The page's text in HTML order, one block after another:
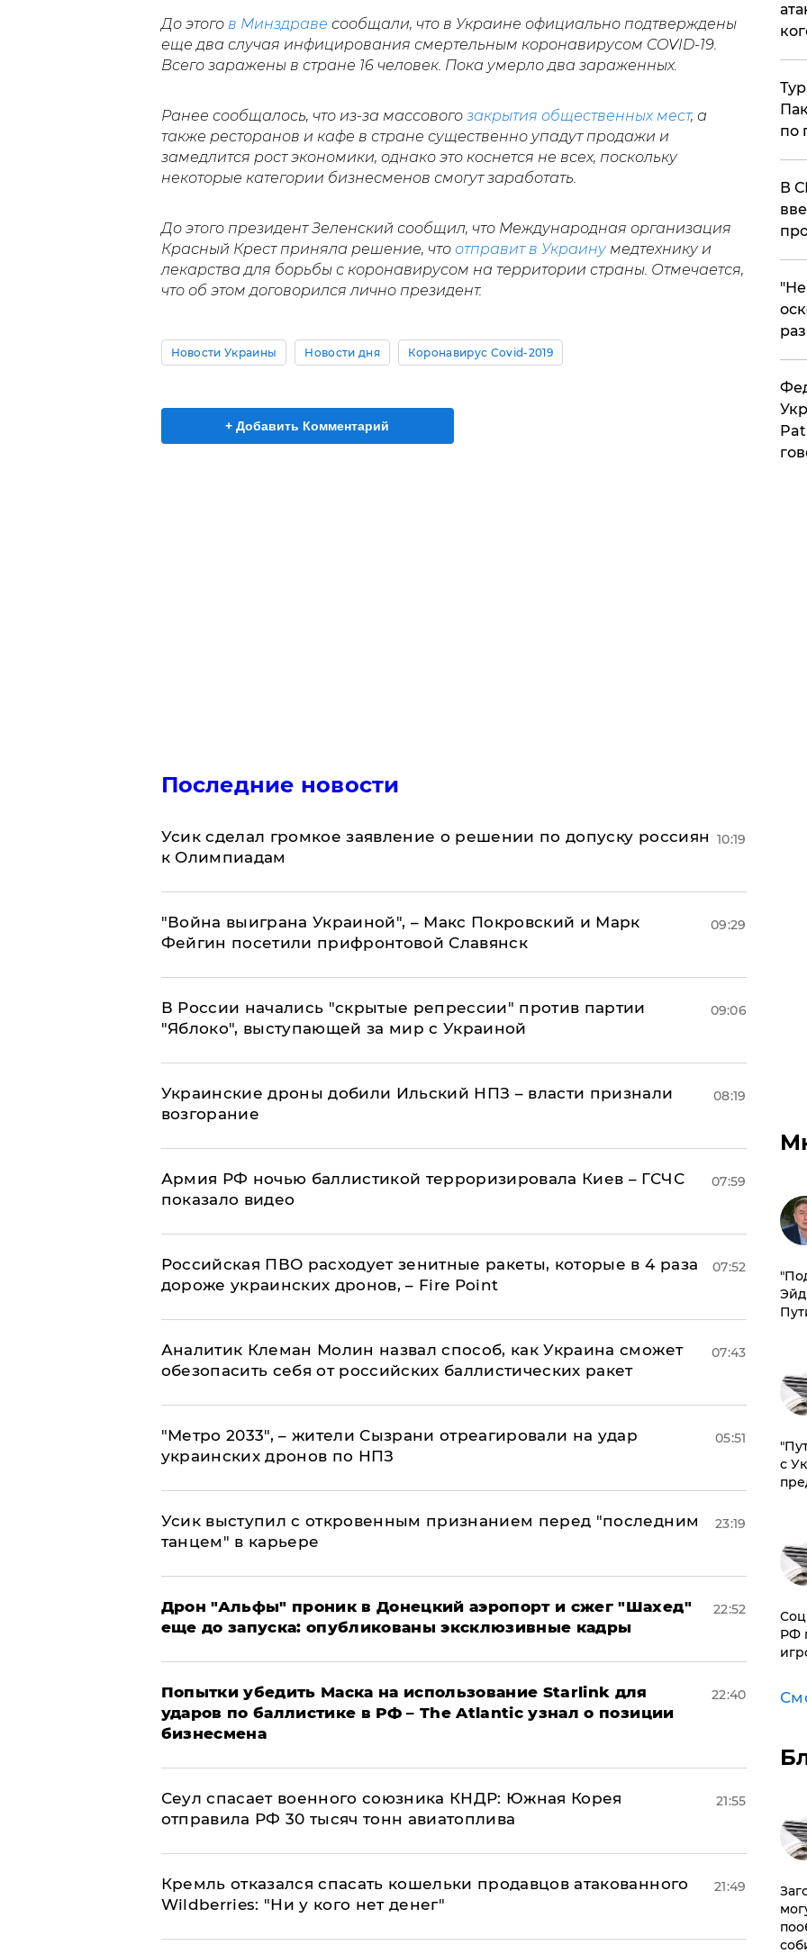
До этого в Минздраве сообщали, что в Украине официально подтверждены
еще два случая инфицирования смертельным коронавирусом COVID-19.
Всего заражены в стране 16 человек. Пока умерло два зараженных.
Ранее сообщалось, что из-за массового закрытия общественных мест, а
также ресторанов и кафе в стране существенно упадут продажи и
замедлится рост экономики, однако это коснется не всех, поскольку
некоторые категории бизнесменов смогут заработать.
До этого президент Зеленский сообщил, что Международная организация
Красный Крест приняла решение, что отправит в Украинумедтехнику и
лекарства для борьбы с коронавирусом на территории страны. Отмечается,
что об этом договорился лично президент.
Новости Украины Новости дня Коронавирус Covid-2019
+ Добавить Комментарий
Последние новости
Усик сделал громкое заявление о решении по допуску россиян
к Олимпиадам
10:19
"Война выиграна Украиной", – Макс Покровский и Марк
Фейгин посетили прифронтовой Славянск
09:29
В России начались "скрытые репрессии" против партии
"Яблоко", выступающей за мир с Украиной
09:06
Украинские дроны добили Ильский НПЗ – власти признали
возгорание
08:19
Армия РФ ночью баллистикой терроризировала Киев – ГСЧС
показало видео
07:59
Российская ПВО расходует зенитные ракеты, которые в 4 раза
дороже украинских дронов, – Fire Point
07:52
Аналитик Клеман Молин назвал способ, как Украина сможет
обезопасить себя от российских баллистических ракет
07:43
"Метро 2033", – жители Сызрани отреагировали на удар
украинских дронов по НПЗ
05:51
Усик выступил с откровенным признанием перед "последним
танцем" в карьере
23:19
Дрон "Альфы" проник в Донецкий аэропорт и сжег "Шахед"
еще до запуска: опубликованы эксклюзивные кадры
22:52
Попытки убедить Маска на использование Starlink для
ударов по баллистике в РФ – The Atlantic узнал о позиции
бизнесмена
22:40
​Сеул спасает военного союзника КНДР: Южная Корея
отправила РФ 30 тысяч тонн авиатоплива
21:55
Кремль отказался спасать кошельки продавцов атакованного
Wildberries: "Ни у кого нет денег"
21:49
по
В
с
РФ